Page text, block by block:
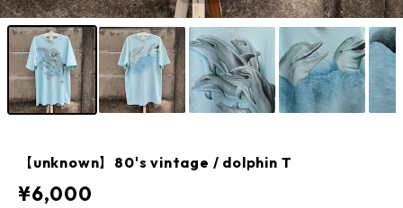
【unknown】80's vintage / dolphin T
¥6,000